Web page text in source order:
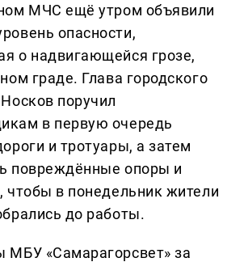
МЧС ещё утром объявили
опасности,
о надвигающейся грозе,
граде. Глава городского
поручил
в первую очередь
и тротуары, а затем
повреждённые опоры и
чтобы в понедельник жители
до работы.
МБУ «Самарагорсвет» за